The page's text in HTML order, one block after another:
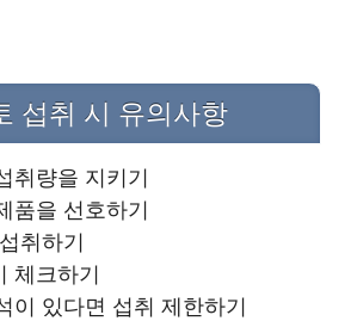
섭취 시 유의사항
취량을 지키기
품을 선호하기
취하기
체크하기
이 있다면 섭취 제한하기